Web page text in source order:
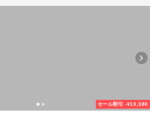
セール割引 -¥10,380